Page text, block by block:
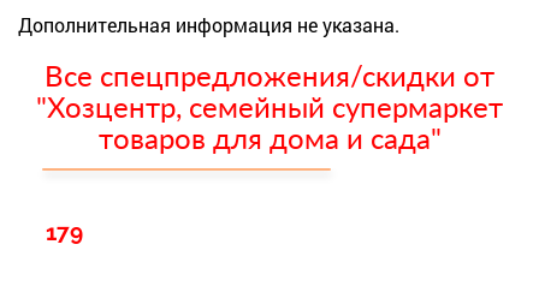
Дополнительная информация не указана.
Все спецпредложения/скидки от
"Хозцентр, семейный супермаркет
товаров для дома и сада"
179